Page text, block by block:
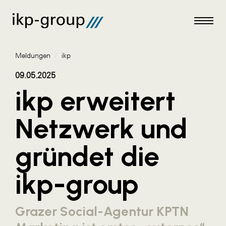
Meldungen
AKTUELLES
ACO
ALEX Krems
Amazon Web Services
Artweger
Meldungen / ikp
09.05.2025
ikp erweitert
Netzwerk und
gründet die
ikp-group
Grazer Social-Agentur KPTN